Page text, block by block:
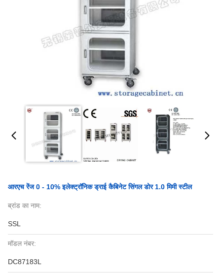
आरएच रेंज 0 - 10% इलेक्ट्रॉनिक ड्राई कैबिनेट सिंगल डोर 1.0 मिमी स्टील
ब्रांड का नाम:
SSL
मॉडल नंबर:
DC87183L